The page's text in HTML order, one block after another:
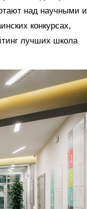
над научными и
конкурсах,
лучших школа